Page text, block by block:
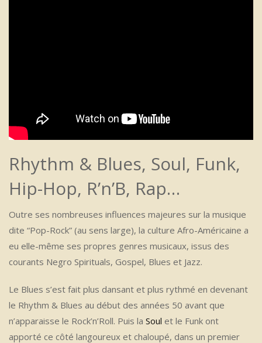
Rhythm & Blues, Soul, Funk,
Hip-Hop, R’n’B, Rap…
Outre ses nombreuses influences majeures sur la musique
dite “Pop-Rock” (au sens large), la culture Afro-Américaine a
eu elle-même ses propres genres musicaux, issus des
courants Negro Spirituals, Gospel, Blues et Jazz.
Le Blues s’est fait plus dansant et plus rythmé en devenant
le Rhythm & Blues au début des années 50 avant que
n’apparaisse le Rock’n’Roll. Puis la Soul et le Funk ont
apporté ce côté langoureux et chaloupé, dans un premier